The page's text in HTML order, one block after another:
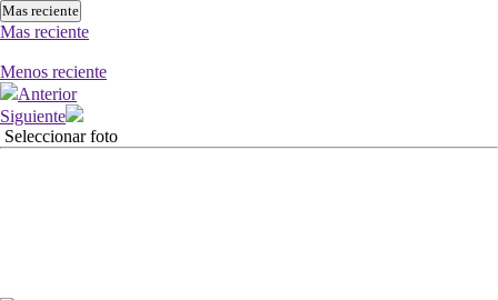
Mas reciente
Mas reciente
Menos reciente
Anterior
Siguiente
Seleccionar foto